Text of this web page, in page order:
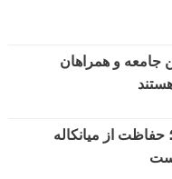
جامعه و همراهان
از میانکاله